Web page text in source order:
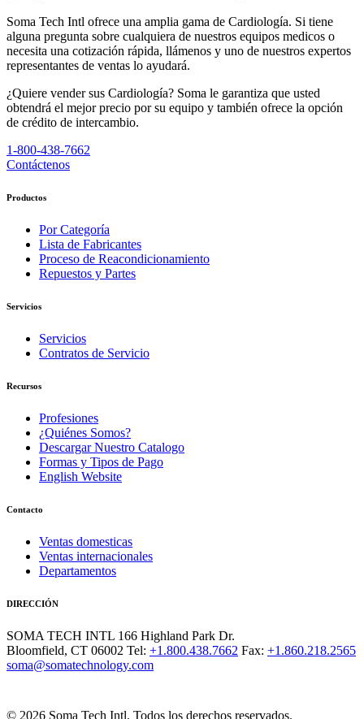
Soma Tech Intl ofrece una amplia gama de Cardiología. Si tiene
alguna pregunta sobre cualquiera de nuestros equipos medicos o
necesita una cotización rápida, llámenos y uno de nuestros expertos
representantes de ventas lo ayudará.
¿Quiere vender sus Cardiología? Soma le garantiza que usted
obtendrá el mejor precio por su equipo y también ofrece la opción
de crédito de intercambio.
1-800-438-7662
Contáctenos
Productos
Por Categoría
Lista de Fabricantes
Proceso de Reacondicionamiento
Repuestos y Partes
Servicios
Servicios
Contratos de Servicio
Recursos
Profesiones
¿Quiénes Somos?
Descargar Nuestro Catalogo
Formas y Tipos de Pago
English Website
Contacto
Ventas domesticas
Ventas internacionales
Departamentos
DIRECCIÓN
SOMA TECH INTL 166 Highland Park Dr.
Bloomfield, CT 06002 Tel: +1.800.438.7662 Fax: +1.860.218.2565
soma@somatechnology.com
© 2026 Soma Tech Intl. Todos los derechos reservados.